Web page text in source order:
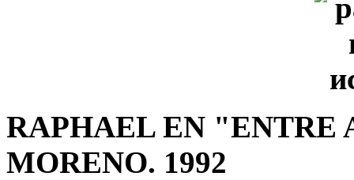
RAPHAEL EN "ENTRE
MORENO. 1992